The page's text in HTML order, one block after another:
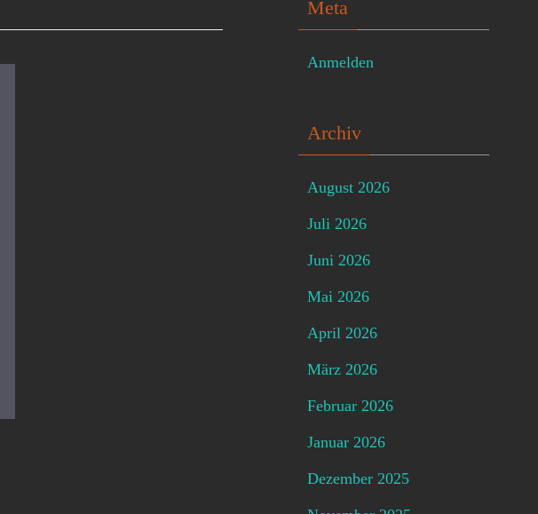
Meta
Anmelden
Archiv
August 2026
Juli 2026
Juni 2026
Mai 2026
April 2026
März 2026
Februar 2026
Januar 2026
Dezember 2025